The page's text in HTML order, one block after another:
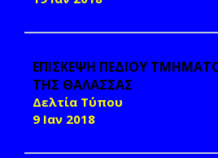
ΕΠΙΣΚΕΨΗ ΠΕΔΙΟΥ
ΤΗΣ ΘΑΛΑΣΣΑΣ
Δελτία Τύπου
9 Ιαν 2018